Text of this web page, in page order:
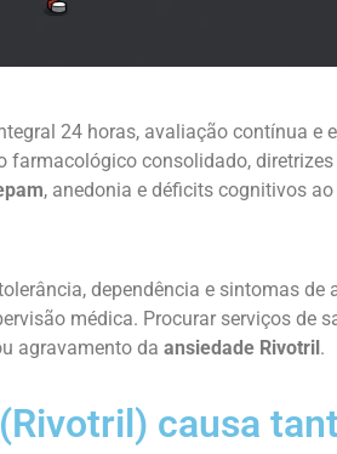
24 horas, avaliação contínua e
farmacológico consolidado,
, anedonia e déficits cognitivos
dependência e sintomas de
médica. Procurar serviços de
agravamento da ansiedade Rivotril.
causa